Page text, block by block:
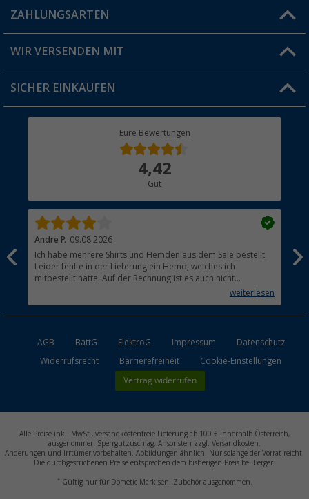
Blog
Jobs & Karriere
FAQ & Kontakt
Versandinformationen
Rücksendung
ZAHLUNGSARTEN
WIR VERSENDEN MIT
SICHER EINKAUFEN
Eure Bewertungen
4,42
Gut
Andre P. 09.08.2026
Ich habe mehrere Shirts und Hemden aus dem Sale bestellt.
Leider fehlte in der Lieferung ein Hemd, welches ich
mitbestellt hatte. Auf der Rechnung ist es auch nicht
aufgetaucht, aber es gab keinen einzigen Hinweis, dass die
weiterlesen
AGB BattG ElektroG Impressum
Datenschutz
Widerrufsrecht
Barrierefreiheit Cookie-Einstellungen
Vertrag widerrufen
Alle Preise inkl. MwSt., versandkostenfreie Lieferung ab 100 € innerhalb Österreich,
ausgenommen Sperrgutzuschlag. Ansonsten zzgl. Versandkosten.
Änderungen und Irrtümer vorbehalten. Abbildungen ähnlich. Nur solange der Vorrat reicht.
Die durchgestrichenen Preise entsprechen dem bisherigen Preis bei Berger.
*Gültig nur für Dometic Markisen. Zubehör ausgenommen.